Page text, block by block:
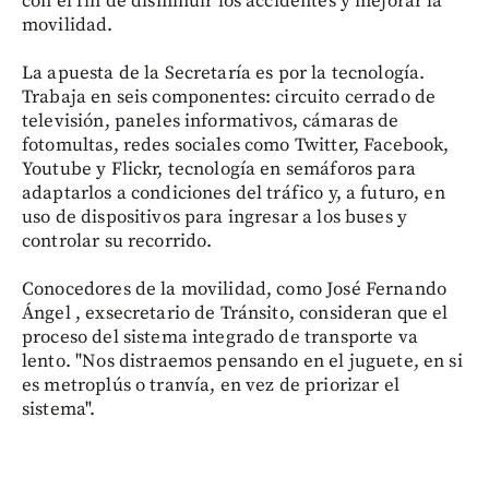
movilidad.
La apuesta de la Secretaría es por la tecnología.
Trabaja en seis componentes: circuito cerrado de
televisión, paneles informativos, cámaras de
fotomultas, redes sociales como Twitter, Facebook,
Youtube y Flickr, tecnología en semáforos para
adaptarlos a condiciones del tráfico y, a futuro, en
uso de dispositivos para ingresar a los buses y
controlar su recorrido.
Conocedores de la movilidad, como José Fernando
Ángel , exsecretario de Tránsito, consideran que el
proceso del sistema integrado de transporte va
lento. "Nos distraemos pensando en el juguete, en si
es metroplús o tranvía, en vez de priorizar el
sistema".